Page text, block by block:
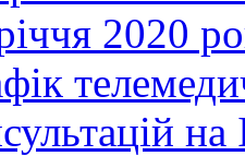
2020